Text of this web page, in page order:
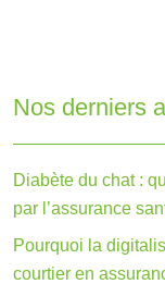
Nos derniers
Diabète du chat :
par l’assurance
Pourquoi la
courtier en